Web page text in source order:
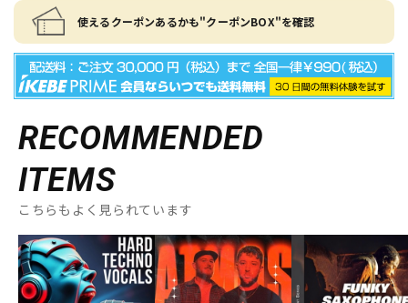
使えるクーポンあるかも"クーポンBOX"を確認
RECOMMENDED
ITEMS
こちらもよく見られています